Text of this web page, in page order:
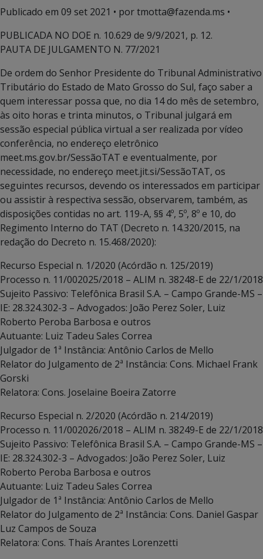
Publicado em 09 set 2021 • por tmotta@fazenda.ms •
PUBLICADA NO DOE n. 10.629 de 9/9/2021, p. 12.
PAUTA DE JULGAMENTO N. 77/2021
De ordem do Senhor Presidente do Tribunal Administrativo
Tributário do Estado de Mato Grosso do Sul, faço saber a
quem interessar possa que, no dia 14 do mês de setembro,
às oito horas e trinta minutos, o Tribunal julgará em
sessão especial pública virtual a ser realizada por vídeo
conferência, no endereço eletrônico
meet.ms.gov.br/SessãoTAT e eventualmente, por
necessidade, no endereço meet.jit.si/SessãoTAT, os
seguintes recursos, devendo os interessados em participar
ou assistir à respectiva sessão, observarem, também, as
disposições contidas no art. 119-A, §§ 4º, 5º, 8º e 10, do
Regimento Interno do TAT (Decreto n. 14.320/2015, na
redação do Decreto n. 15.468/2020):
Recurso Especial n. 1/2020 (Acórdão n. 125/2019)
Processo n. 11/002025/2018 – ALIM n. 38248-E de 22/1/2018
Sujeito Passivo: Telefônica Brasil S.A. – Campo Grande-MS –
IE: 28.324.302-3 – Advogados: João Perez Soler, Luiz
Roberto Peroba Barbosa e outros
Autuante: Luiz Tadeu Sales Correa
Julgador de 1ª Instância: Antônio Carlos de Mello
Relator do Julgamento de 2ª Instância: Cons. Michael Frank
Gorski
Relatora: Cons. Joselaine Boeira Zatorre
Recurso Especial n. 2/2020 (Acórdão n. 214/2019)
Processo n. 11/002026/2018 – ALIM n. 38249-E de 22/1/2018
Sujeito Passivo: Telefônica Brasil S.A. – Campo Grande-MS –
IE: 28.324.302-3 – Advogados: João Perez Soler, Luiz
Roberto Peroba Barbosa e outros
Autuante: Luiz Tadeu Sales Correa
Julgador de 1ª Instância: Antônio Carlos de Mello
Relator do Julgamento de 2ª Instância: Cons. Daniel Gaspar
Luz Campos de Souza
Relatora: Cons. Thaís Arantes Lorenzetti